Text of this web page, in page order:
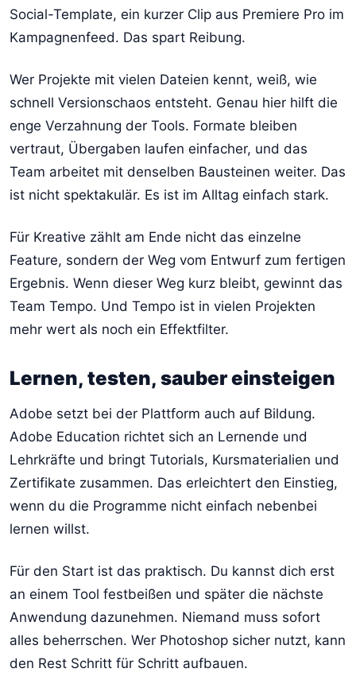
Social-Template, ein kurzer Clip aus Premiere Pro im
Kampagnenfeed. Das spart Reibung.
Wer Projekte mit vielen Dateien kennt, weiß, wie
schnell Versionschaos entsteht. Genau hier hilft die
enge Verzahnung der Tools. Formate bleiben
vertraut, Übergaben laufen einfacher, und das
Team arbeitet mit denselben Bausteinen weiter. Das
ist nicht spektakulär. Es ist im Alltag einfach stark.
Für Kreative zählt am Ende nicht das einzelne
Feature, sondern der Weg vom Entwurf zum fertigen
Ergebnis. Wenn dieser Weg kurz bleibt, gewinnt das
Team Tempo. Und Tempo ist in vielen Projekten
mehr wert als noch ein Effektfilter.
Lernen, testen, sauber einsteigen
Adobe setzt bei der Plattform auch auf Bildung.
Adobe Education richtet sich an Lernende und
Lehrkräfte und bringt Tutorials, Kursmaterialien und
Zertifikate zusammen. Das erleichtert den Einstieg,
wenn du die Programme nicht einfach nebenbei
lernen willst.
Für den Start ist das praktisch. Du kannst dich erst
an einem Tool festbeißen und später die nächste
Anwendung dazunehmen. Niemand muss sofort
alles beherrschen. Wer Photoshop sicher nutzt, kann
den Rest Schritt für Schritt aufbauen.